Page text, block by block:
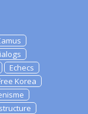
Echecs
Korea